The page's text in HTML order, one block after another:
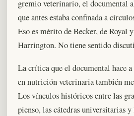
gremio veterinario, el documental
que antes estaba confinada a
Eso es mérito de Becker, de Royal
Harrington. No tiene sentido
La crítica que el documental hace
en nutrición veterinaria también
Los vínculos históricos entre las
pienso, las cátedras universitarias